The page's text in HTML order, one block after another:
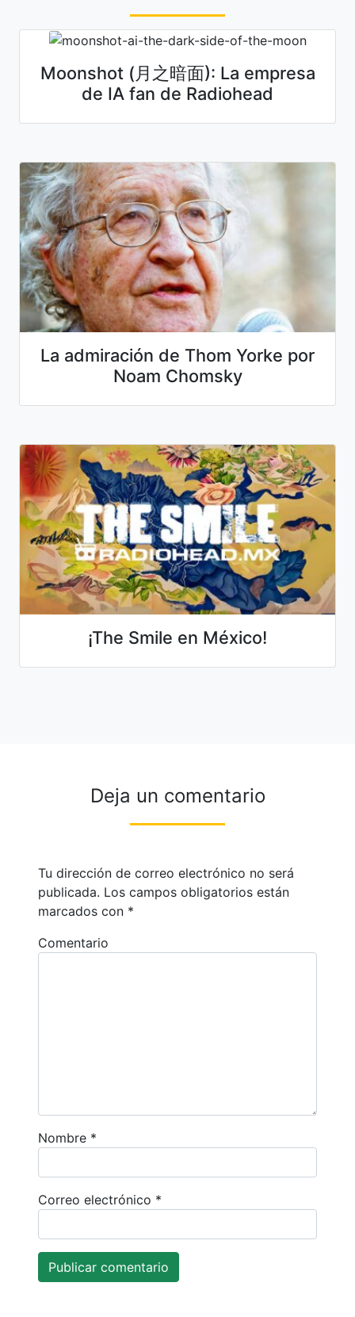
Moonshot (月之暗面): La empresa
de IA fan de Radiohead
La admiración de Thom Yorke por
Noam Chomsky
¡The Smile en México!
Deja un comentario
Tu dirección de correo electrónico no será
publicada. Los campos obligatorios están
marcados con *
Comentario
Nombre *
Correo electrónico *